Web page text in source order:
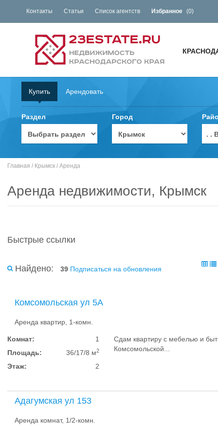
Контакты Статьи Список агентств Избранное (0)
Купить Арендовать
Раздел Город
. .
Главная / Крымск / Аренда
Аренда недвижимости, Крымск
Быстрые ссылки
Найдено: 39 Подписаться на обновления
Комсомольская ул 5А
Аренда квартир, 1-комн.
Комнат:
1
Площадь:
36/17/8 м2
Этаж: 2
Сдам квартиру с мебелью и
Комсомольской...
Адагумская ул 153
Аренда комнат, 1/2-комн.